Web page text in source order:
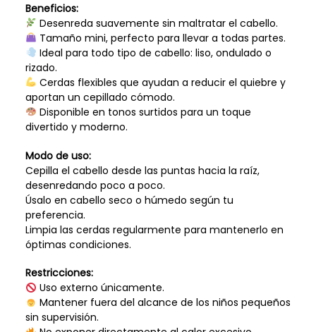
Beneficios:
Desenreda suavemente sin maltratar el cabello.
Tamaño mini, perfecto para llevar a todas partes.
Ideal para todo tipo de cabello: liso, ondulado o
rizado.
Cerdas flexibles que ayudan a reducir el quiebre y
aportan un cepillado cómodo.
Disponible en tonos surtidos para un toque
divertido y moderno.
Modo de uso:
Cepilla el cabello desde las puntas hacia la raíz,
desenredando poco a poco.
Úsalo en cabello seco o húmedo según tu
preferencia.
Limpia las cerdas regularmente para mantenerlo en
óptimas condiciones.
Restricciones:
Uso externo únicamente.
Mantener fuera del alcance de los niños pequeños
sin supervisión.